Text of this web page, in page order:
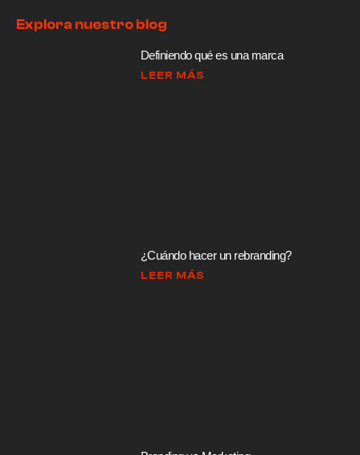
Explora nuestro blog
Definiendo qué es una marca
LEER MÁS
¿Cuándo hacer un rebranding?
LEER MÁS